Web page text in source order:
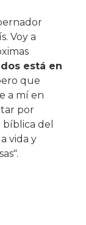
Voy a
está en
que
a mí en
por
del
vida y